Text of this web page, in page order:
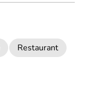
Restaurant